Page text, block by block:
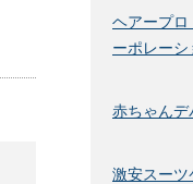
ヘアープ
ーポレーシ
赤ちゃんデ
激安スーツ